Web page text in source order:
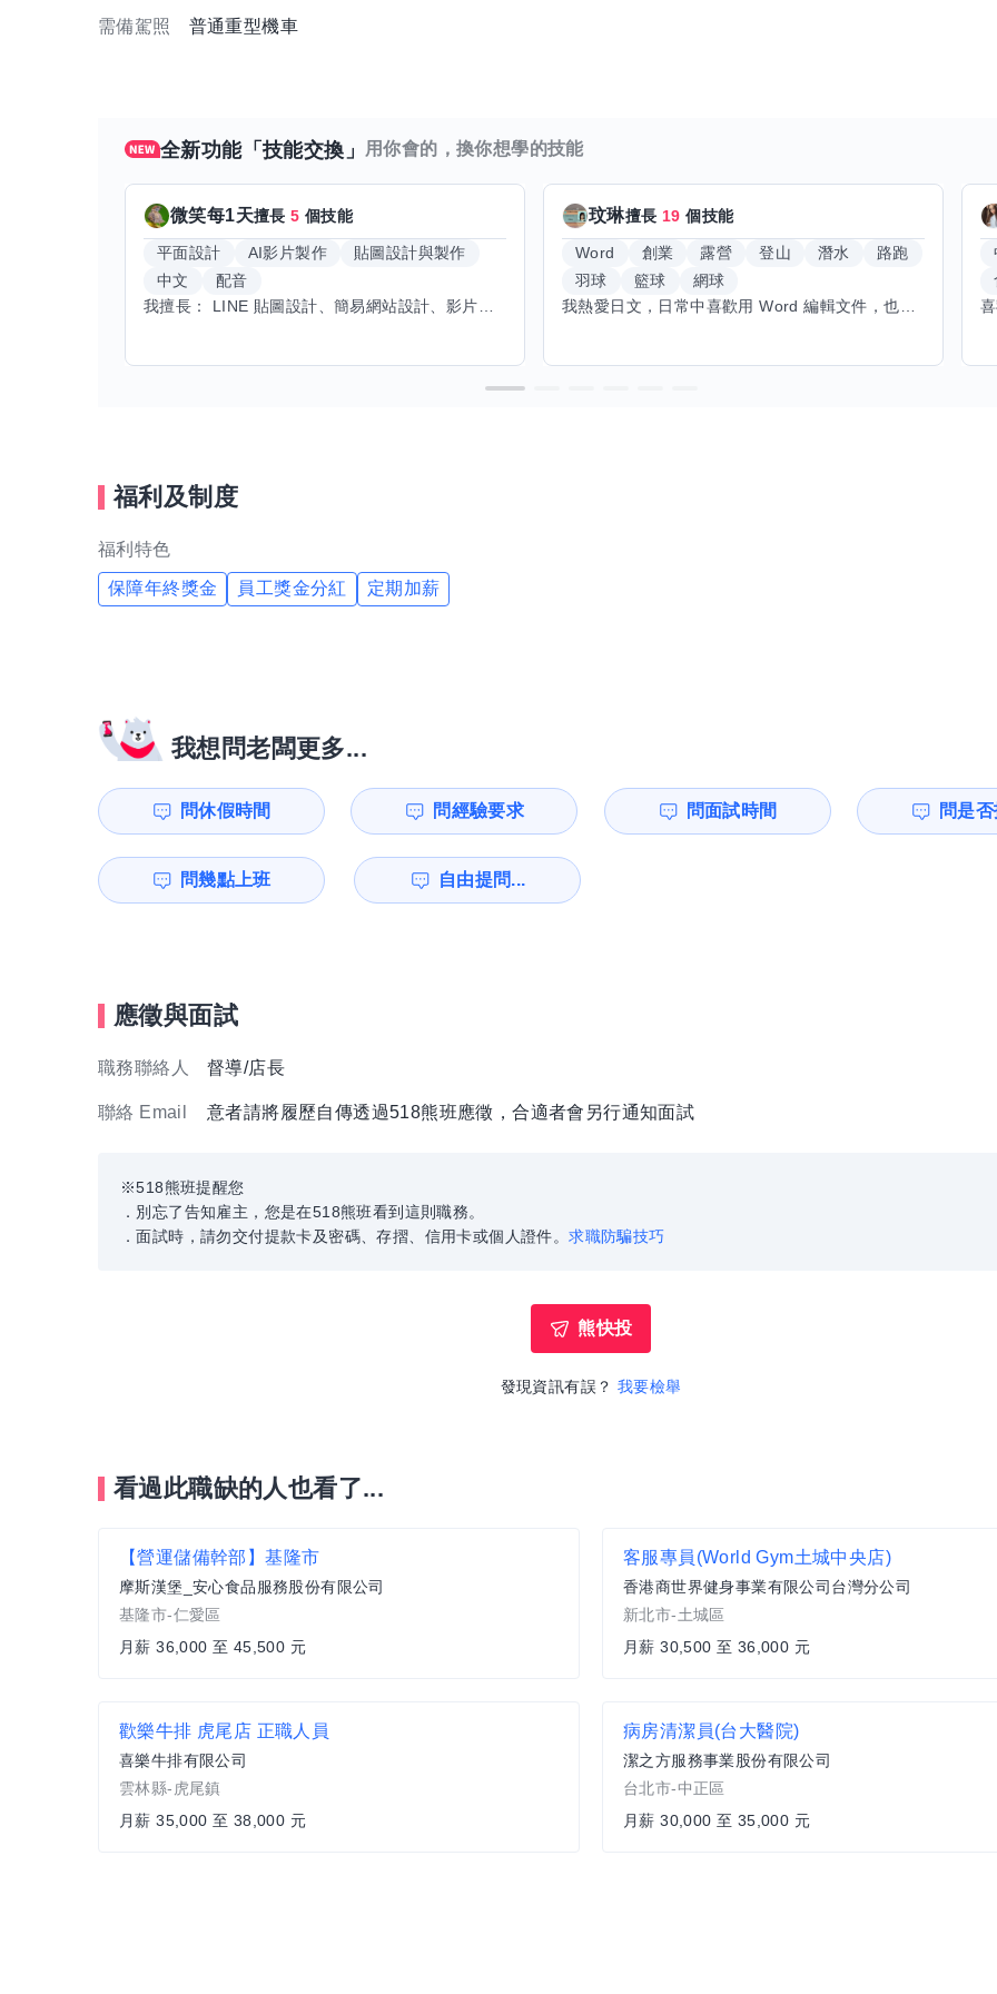
需備駕照 普通重型機車
全新功能「技能交換」 用你會的，換你想學的技能
微笑每1天擅長5 個技能
平面設計 AI影片製作
貼圖設計與製作
中文
配音
我擅長： LINE 貼圖設計、簡易網站設計、影片剪輯、配音、AI 影片創作、音樂創作（原創歌曲／純音樂／配樂） 希望交換技能： ① 游泳（想學：自由式、蝶式） 已會基礎蛙式、仰式，但姿勢尚未標準，希望有人協助修正動作、提升效率。 ② 鋼琴（目前約巴哈初階程度） ③ 英文（程度約 B1～B2） 交換方式： 捷運可到處，部分技能可線上交換。
玟琳擅長 19 個技能
Word 創業 露營 登山 潛水
路跑
羽球
籃球
網球
我熱愛日文，日常中喜歡用 Word 編輯文件，也對創業有不少想法。希望能找到願意和我交換技能的朋友，我願意分享日文和辦公軟體技巧，期待學習手繪和烏克麗麗，感受不同的藝術魅力。年長帶來沉澱與耐心，願與你互相成長，一同探索新領域的喜悅。
福利及制度
福利特色
保障年終獎金 員工獎金分紅 定期加薪
我想問老闆更多...
問休假時間 問經驗要求 問面試時間 問是
問幾點上班 自由提問...
應徵與面試
職務聯絡人 督導/店長
聯絡 Email 意者請將履歷自傳透過518熊班應徵，合適者會另行通知面試
※518熊班提醒您
．別忘了告知雇主，您是在518熊班看到這則職務。
．面試時，請勿交付提款卡及密碼、存摺、信用卡或個人證件。求職防騙技巧
熊快投
發現資訊有誤？ 我要檢舉
看過此職缺的人也看了...
【營運儲備幹部】基隆市
摩斯漢堡_安心食品服務股份有限公司
基隆市-仁愛區
月薪 36,000 至 45,500 元
客服專員(World Gym土城中央店)
香港商世界健身事業有限公司台灣分公司
新北市-土城區
月薪 30,500 至 36,000 元
歡樂牛排 虎尾店 正職人員
喜樂牛排有限公司
雲林縣-虎尾鎮
月薪 35,000 至 38,000 元
病房清潔員(台大醫院)
潔之方服務事業股份有限公司
台北市-中正區
月薪 30,000 至 35,000 元